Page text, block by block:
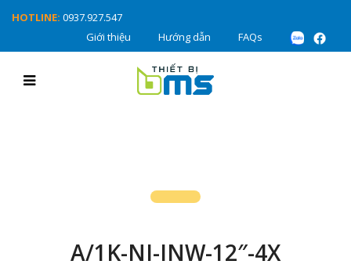
HOTLINE: 0937.927.547
Giới thiệu
Hướng dẫn FAQs
A/1K-NI-INW-12″-4X